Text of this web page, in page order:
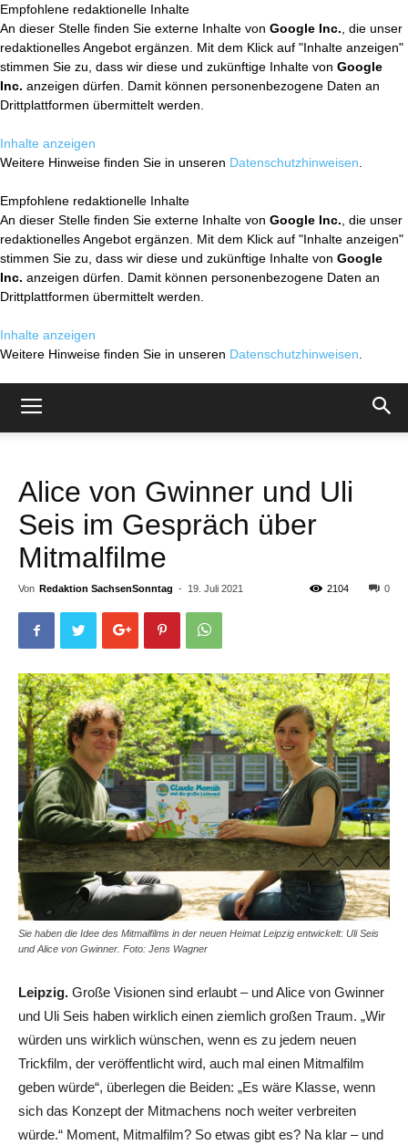
Empfohlene redaktionelle Inhalte
An dieser Stelle finden Sie externe Inhalte von Google Inc. , die unser
redaktionelles Angebot ergänzen. Mit dem Klick auf "Inhalte anzeigen"
stimmen Sie zu, dass wir diese und zukünftige Inhalte von Google
Inc. anzeigen dürfen. Damit können personenbezogene Daten an
Drittplattformen übermittelt werden.
Inhalte anzeigen
Weitere Hinweise finden Sie in unseren Datenschutzhinweisen
Empfohlene redaktionelle Inhalte
An dieser Stelle finden Sie externe Inhalte von Google Inc. , die unser
redaktionelles Angebot ergänzen. Mit dem Klick auf "Inhalte anzeigen"
stimmen Sie zu, dass wir diese und zukünftige Inhalte von Google
Inc. anzeigen dürfen. Damit können personenbezogene Daten an
Drittplattformen übermittelt werden.
Inhalte anzeigen
Weitere Hinweise finden Sie in unseren Datenschutzhinweisen
Alice von Gwinner und Uli
Seis im Gespräch über
Mitmalfilme
Von Redaktion SachsenSonntag - 19. Juli 2021 0
2104
Sie haben die Idee des Mitmalfilms in der neuen Heimat Leipzig entwickelt: Uli Seis
und Alice von Gwinner. Foto: Jens Wagner
Leipzig. Große Visionen sind erlaubt – und Alice von Gwinner
und Uli Seis haben wirklich einen ziemlich großen Traum. „Wir
würden uns wirklich wünschen, wenn es zu jedem neuen
Trickfilm, der veröffentlicht wird, auch mal einen Mitmalfilm
geben würde“, überlegen die Beiden: „Es wäre Klasse, wenn
sich das Konzept der Mitmachens noch weiter verbreiten
würde.“ Moment, Mitmalfilm? So etwas gibt es? Na klar – und